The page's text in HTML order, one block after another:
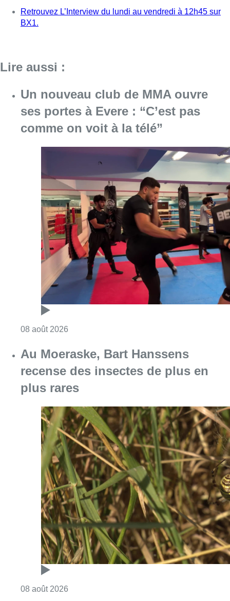
08 août 2026Consulter l'article "Un nouveau club de
Au Moeraske, Bart Hanssens
recense des insectes de plus en
plus rares
08 août 2026Consulter l'article "Au Moeraske, Bart
Marathon de contrôles de vitesse
ce week-end: “Une moto a été
flashée à 121 km/h sur l’avenue de
Tervuren”